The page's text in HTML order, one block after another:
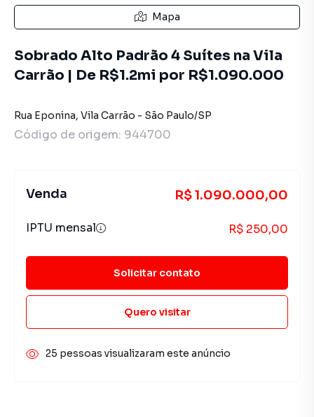
Mapa
Sobrado Alto Padrão 4 Suítes na Vila
Carrão | De R$1.2mi por R$1.090.000
Rua Eponina, Vila Carrão - São Paulo/SP
Código de origem: 944700
Venda R$ 1.090.000,00
IPTU mensal R$ 250,00
Solicitar contato
Quero visitar
25 pessoas visualizaram este anúncio